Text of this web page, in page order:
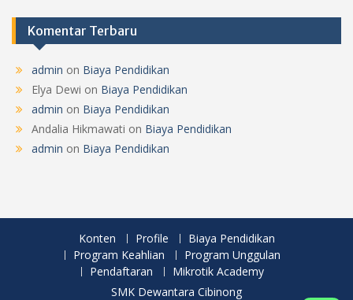
Komentar Terbaru
admin on Biaya Pendidikan
Elya Dewi on Biaya Pendidikan
admin on Biaya Pendidikan
Andalia Hikmawati on Biaya Pendidikan
admin on Biaya Pendidikan
Konten Profile
Biaya Pendidikan
Program Keahlian
Program Unggulan
Pendaftaran
Mikrotik Academy
SMK Dewantara Cibinong